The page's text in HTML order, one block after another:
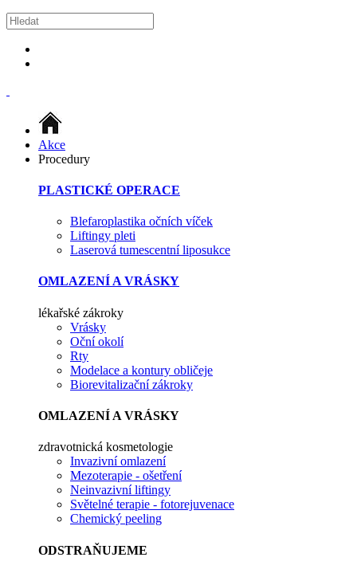
Akce
Procedury
PLASTICKÉ OPERACE
Blefaroplastika očních víček
Liftingy pleti
Laserová tumescentní liposukce
OMLAZENÍ A VRÁSKY
lékařské zákroky
Vrásky
Oční okolí
Rty
Modelace a kontury obličeje
Biorevitalizační zákroky
OMLAZENÍ A VRÁSKY
zdravotnická kosmetologie
Invazivní omlazení
Mezoterapie - ošetření
Neinvazivní liftingy
Světelné terapie - fotorejuvenace
Chemický peeling
ODSTRAŇUJEME